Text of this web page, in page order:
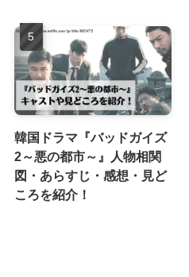
韓国ドラマ『バッドガイズ
2～悪の都市～』人物相関
図・あらすじ・感想・見ど
ころを紹介！